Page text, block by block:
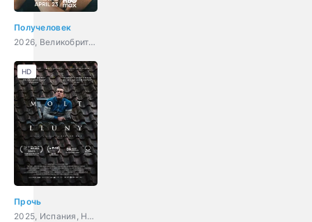
Получеловек
2026, Великобритания, США, драма
Прочь
2025, Испания, Нидерланды, драма
HD